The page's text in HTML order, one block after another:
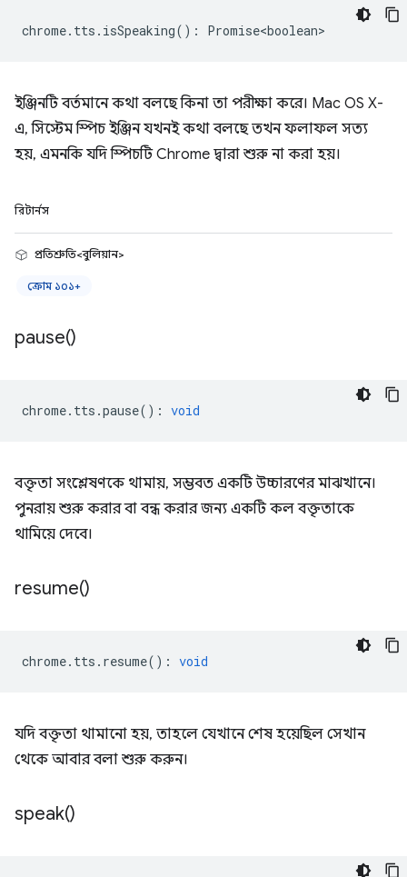
chrome. tts . isSpeaking() : Promise<boolean>
ইঞ্জিনটি বর্তমানে কথা বলছে কিনা তা পরীক্ষা করে। Mac OS X-
এ, সিস্টেম স্পিচ ইঞ্জিন যখনই কথা বলছে তখন ফলাফল সত্য
হয়, এমনকি যদি স্পিচটি Chrome দ্বারা শুরু না করা হয়।
রিটার্নস
প্রতিশ্রুতি<বুলিয়ান>
ক্রোম ১০১+
pause()
chrome. tts .pause() : void
বক্তৃতা সংশ্লেষণকে থামায়, সম্ভবত একটি উচ্চারণের মাঝখানে।
পুনরায় শুরু করার বা বন্ধ করার জন্য একটি কল বক্তৃতাকে
থামিয়ে দেবে।
resume()
chrome. tts . resume() : void
যদি বক্তৃতা থামানো হয়, তাহলে যেখানে শেষ হয়েছিল সেখান
থেকে আবার বলা শুরু করুন।
speak()